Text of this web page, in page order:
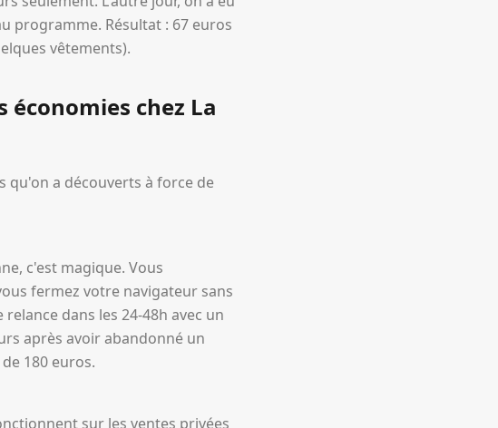
programme. Résultat : 67 euros
vêtements).
chez La
qu'on a découverts à force de
c'est magique. Vous
fermez votre navigateur sans
dans les 24-48h avec un
après avoir abandonné un
180 euros.
sur les ventes privées